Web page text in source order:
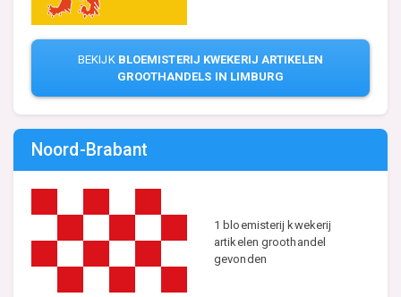
BEKIJK BLOEMISTERIJ KWEKERIJ ARTIKELEN
GROOTHANDELS IN LIMBURG
Noord-Brabant
1 bloemisterij kwekerij
artikelen groothandel
gevonden